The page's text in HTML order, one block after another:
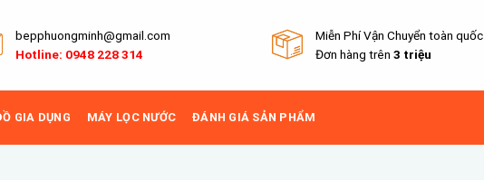
bepphuongminh@gmail.com
Hotline: 0948 228 314
Miễn Phí Vận Chuyển toàn quốc
Đơn hàng trên 3 triệu
GIA DỤNG MÁY LỌC NƯỚC ĐÁNH GIÁ SẢN PHẨM